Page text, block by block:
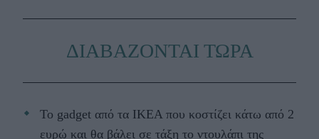
ΔΙΑΒΑΖΟΝΤΑΙ ΤΩΡΑ
Το gadget από τα IKEA που κοστίζει κάτω από 2
ευρώ και θα βάλει σε τάξη το ντουλάπι της